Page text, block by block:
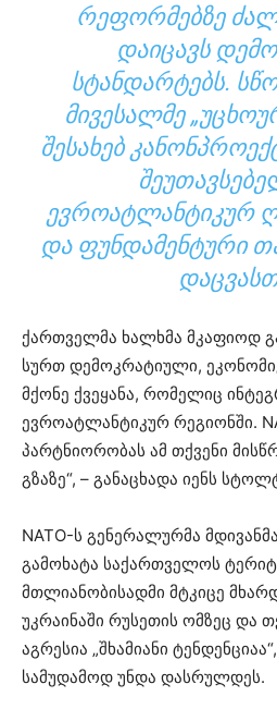
ᲠᲔᲤᲝᲠᲛᲔᲑᲖᲔ
ᲓᲐᲘᲪᲐᲕᲡ
ᲡᲢᲐᲜᲓᲐᲠᲢᲔᲑᲡ.
ᲛᲘᲕᲔᲡᲐᲚᲛᲔ
ᲨᲔᲡᲐᲮᲔᲑ
ᲔᲕᲠᲝᲐᲢᲚᲐᲜᲢᲘᲙᲣᲠ
ᲓᲐ ᲤᲣᲜᲓᲐᲛᲔᲜᲢᲣᲠᲘ
ქართველმა ხალხმა მკაფიოდ
სურთ დემოკრატიული,
მქონე ქვეყანა, რომელიც
ევროატლანტიკურ რეგიონში.
პარტნიორობას ამ თქვენი
გზაზე“, – განაცხადა იენს
NATO-ს გენერალურმა
გამოხატა საქართველოს
მთლიანობისადმი მტკიცე
უკრაინაში რუსეთის ომზეც და
აგრესია „შხამიანი
სამუდამოდ უნდა დასრულდეს.